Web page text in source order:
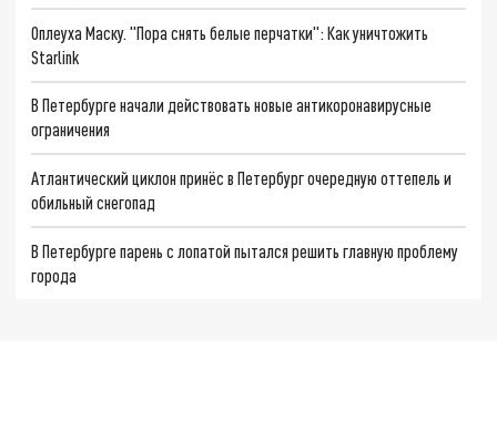
Оплеуха Маску. "Пора снять белые перчатки": Как уничтожить
Starlink
В Петербурге начали действовать новые антикоронавирусные
ограничения
Атлантический циклон принёс в Петербург очередную оттепель и
обильный снегопад
В Петербурге парень с лопатой пытался решить главную проблему
города